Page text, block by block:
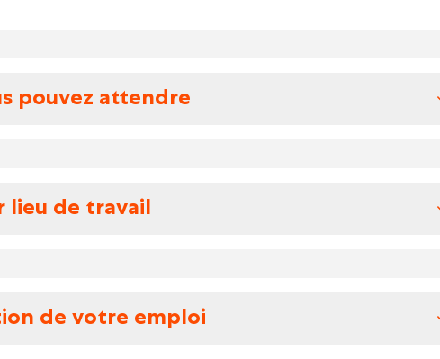
pouvez attendre
lieu de travail
son lot de tâches variées, des labours à la récolte.
de votre emploi